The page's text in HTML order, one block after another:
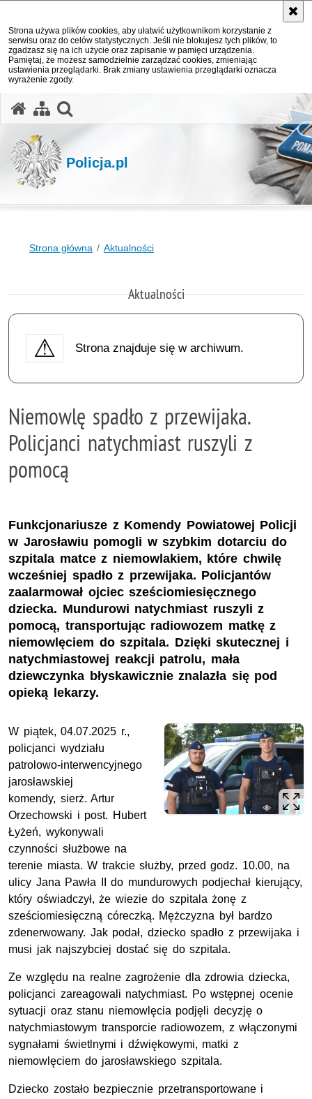
Strona używa plików cookies, aby ułatwić użytkownikom korzystanie z
serwisu oraz do celów statystycznych. Jeśli nie blokujesz tych plików, to
zgadzasz się na ich użycie oraz zapisanie w pamięci urządzenia.
Pamiętaj, że możesz samodzielnie zarządzać cookies, zmieniając
ustawienia przeglądarki. Brak zmiany ustawienia przeglądarki oznacza
wyrażenie zgody.
Policja.pl
Strona główna Aktualności
Aktualności
Strona znajduje się w archiwum.
Niemowlę spadło z przewijaka.
Policjanci natychmiast ruszyli z
pomocą
Funkcjonariusze z Komendy Powiatowej Policji
w Jarosławiu pomogli w szybkim dotarciu do
szpitala matce z niemowlakiem, które chwilę
wcześniej spadło z przewijaka. Policjantów
zaalarmował ojciec sześciomiesięcznego
dziecka. Mundurowi natychmiast ruszyli z
pomocą, transportując radiowozem matkę z
niemowlęciem do szpitala. Dzięki skutecznej i
natychmiastowej reakcji patrolu, mała
dziewczynka błyskawicznie znalazła się pod
opieką lekarzy.
W piątek, 04.07.2025 r.,
policjanci wydziału
patrolowo-interwencyjnego
jarosławskiej
komendy, sierż.Artur
Orzechowski i post. Hubert
Łyżeń, wykonywali
czynności służbowe na
terenie miasta. W trakcie służby, przed godz. 10.00, na
ulicy Jana Pawła II do mundurowych podjechał kierujący,
który oświadczył, że wiezie do szpitala żonę z
sześciomiesięczną córeczką. Mężczyzna był bardzo
zdenerwowany. Jak podał, dziecko spadło z przewijaka i
musi jak najszybciej dostać się do szpitala.
Ze względu na realne zagrożenie dla zdrowia dziecka,
policjanci zareagowali natychmiast. Po wstępnej ocenie
sytuacji oraz stanu niemowlęcia podjęli decyzję o
natychmiastowym transporcie radiowozem, z włączonymi
sygnałami świetlnymi i dźwiękowymi, matki z
niemowlęciem do jarosławskiego szpitala.
Dziecko zostało bezpiecznie przetransportowane i